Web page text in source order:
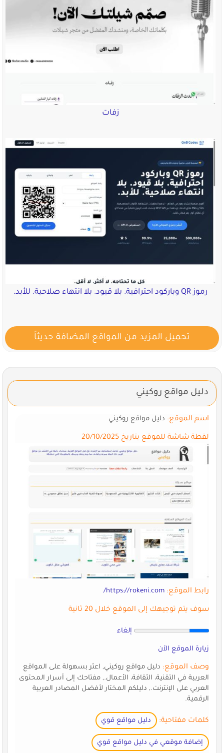
زفات
رموز QR وباركود احترافية. بلا قيود. بلا انتهاء صلاحية. للأبد.
تحميل المزيد من المواقع المضافة حديثاً
دليل مواقع روكيني
اسم الموقع:دليل مواقع روكيني
لقطة شاشة للموقع بتاريخ 20/10/2025
رابط الموقع: https://rokeni.com/
سوف يتم توجيهك إلى الموقع خلال 20 ثانية
إلغاء
زيارة الموقع الآن
وصف الموقع:دليل مواقع روكيني, اعثر بسهولة على المواقع
العربية في التقنية، الثقافة، الأعمال., مفتاحك إلى أسرار المحتوى
العربي على الإنترنت., دليلكم المختار لأفضل المصادر العربية
الرقمية.
كلمات مفتاحية: دليل مواقع قوي
إضافة موقعي في دليل مواقع قوي